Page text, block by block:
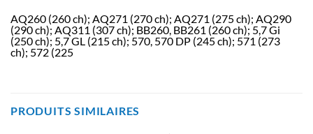
AQ260 (260 ch); AQ271 (270 ch); AQ271 (275 ch); AQ290
(290 ch); AQ311 (307 ch); BB260, BB261 (260 ch); 5,7 Gi
(250 ch); 5,7 GL (215 ch); 570, 570 DP (245 ch); 571 (273
ch); 572 (225
PRODUITS SIMILAIRES